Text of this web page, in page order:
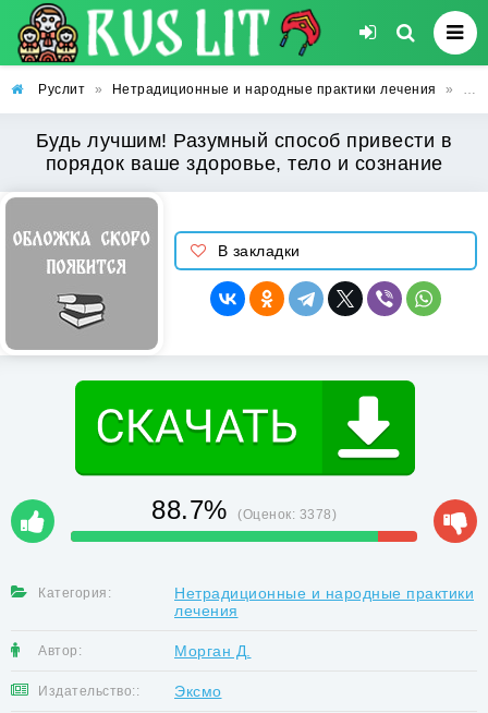
Руслит » Нетрадиционные и народные практики лечения »
Будь лучшим! Разумный способ привести в
порядок ваше здоровье, тело и сознание
В закладки
88.7% (Оценок: 3378)
Категория:
Нетрадиционные и народные практики
лечения
Автор: Морган Д.
Издательство:: Эксмо